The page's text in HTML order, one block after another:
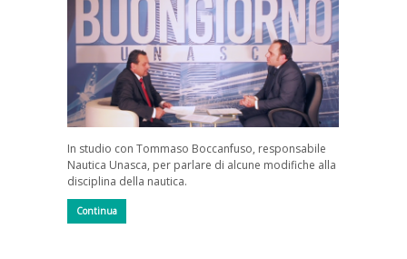
In studio con Tommaso Boccanfuso, responsabile
Nautica Unasca, per parlare di alcune modifiche alla
disciplina della nautica.
Continua